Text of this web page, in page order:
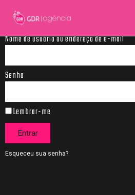
Nome de usuário ou endereço de e-mail
Senha
Lembrar-me
Entrar
Esqueceu sua senha?